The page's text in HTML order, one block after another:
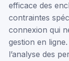
efficace des
contraintes
connexion qui
gestion en
l’analyse des